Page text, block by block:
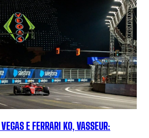
E FERRARI KO, VASSEUR: